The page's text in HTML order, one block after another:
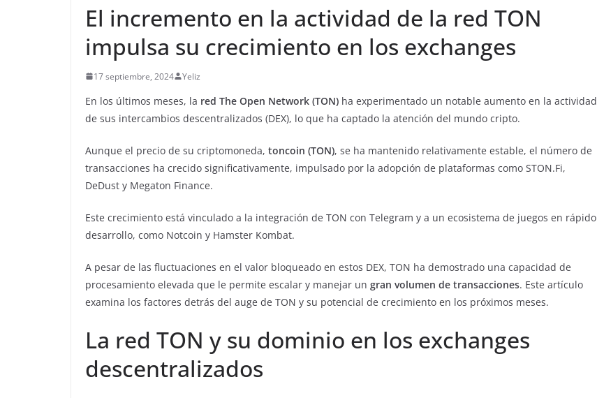
El incremento en la actividad de la red TON
impulsa su crecimiento en los exchanges
17 septiembre, 2024 Yeliz
En los últimos meses, la red The Open Network (TON) ha experimentado un notable aumento en la actividad
de sus intercambios descentralizados (DEX), lo que ha captado la atención del mundo cripto.
Aunque el precio de su criptomoneda, toncoin (TON), se ha mantenido relativamente estable, el número de
transacciones ha crecido significativamente, impulsado por la adopción de plataformas como STON.Fi,
DeDust y Megaton Finance.
Este crecimiento está vinculado a la integración de TON con Telegram y a un ecosistema de juegos en rápido
desarrollo, como Notcoin y Hamster Kombat.
A pesar de las fluctuaciones en el valor bloqueado en estos DEX, TON ha demostrado una capacidad de
procesamiento elevada que le permite escalar y manejar un gran volumen de transacciones. Este artículo
examina los factores detrás del auge de TON y su potencial de crecimiento en los próximos meses.
La red TON y su dominio en los exchanges
descentralizados